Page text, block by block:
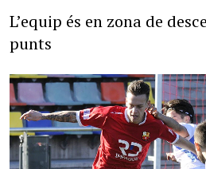
L’equip és en zona de
punts